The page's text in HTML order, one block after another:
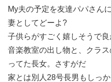
My夫の予定を友達パパさ
妻としてどーよ?
子供らがすごく嬉しそうで
音楽教室の出し物と、クラ
ってた長女。さすがだ
家とは別人28号長男もしっ